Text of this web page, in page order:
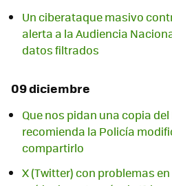
Un ciberataque masivo
alerta a la Audiencia
datos filtrados
09 diciembre
Que nos pidan una copia
recomienda la Policía
compartirlo
X (Twitter) con problemas